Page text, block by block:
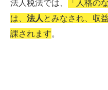
法人税法では、
「人格の
は、 法人 とみなされ、収
課されます。